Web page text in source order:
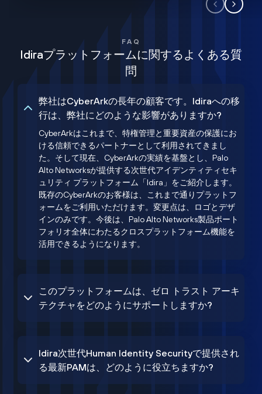
FAQ
Idiraプラットフォームに関するよくある質
問
弊社はCyberArkの長年の顧客です。Idiraへの移
行は、弊社にどのような影響がありますか?
CyberArkはこれまで、特権管理と重要資産の保護にお
ける信頼できるパートナーとして利用されてきまし
た。そして現在、CyberArkの実績を基盤とし、Palo
Alto Networksが提供する次世代アイデンティティセキ
ュリティ プラットフォーム「Idira」をご紹介します。
既存のCyberArkのお客様は、これまで通りプラットフ
ォームをご利用いただけます。変更点は、ロゴとデザ
インのみです。今後は、Palo Alto Networks製品ポート
フォリオ全体にわたるクロスプラットフォーム機能を
活用できるようになります。
このプラットフォームは、ゼロ トラスト アーキ
テクチャをどのようにサポートしますか?
Idira次世代Human Identity Securityで提供され
る最新PAMは、どのように役立ちますか?